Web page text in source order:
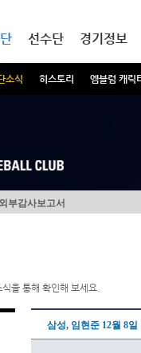
소식 히스토리 엠블럼 캐릭
선수단 경기정보
외부감사보고서
을 통해 확인해 보세요.
삼성, 임현준 12월 8일